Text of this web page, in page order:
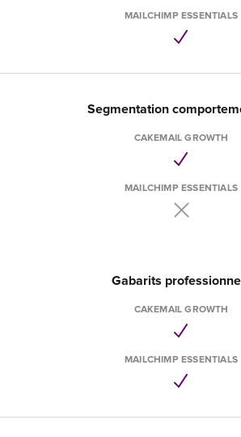
MAILCHIMP ESSENTIALS
Segmentation
CAKEMAIL GROWTH
MAILCHIMP ESSENTIALS
Gabarits
CAKEMAIL GROWTH
MAILCHIMP ESSENTIALS